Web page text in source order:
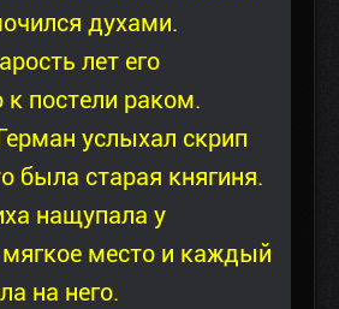
духами.
лет его
к постели раком.
услыхал скрип
была старая княгиня.
нащупала у
место и каждый
на него.